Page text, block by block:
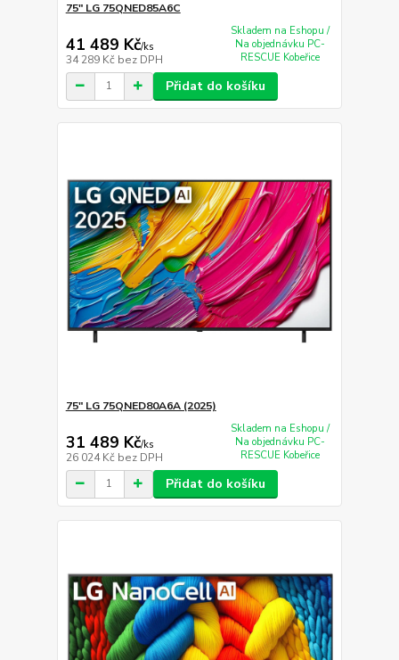
75" LG 75QNED85A6C
41 489 Kč/ks
34 289 Kč bez DPH
Skladem na Eshopu /
Na objednávku PC-
RESCUE Kobeřice
Přidat do košíku
75" LG 75QNED80A6A (2025)
31 489 Kč/ks
26 024 Kč bez DPH
Skladem na Eshopu /
Na objednávku PC-
RESCUE Kobeřice
Přidat do košíku